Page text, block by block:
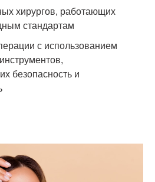
хирургов, работающих
стандартам
с использованием
безопасность и